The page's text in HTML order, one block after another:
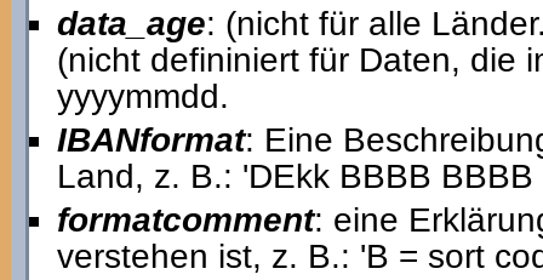
data_age: (nicht für alle
(nicht defininiert für Daten, die
yyyymmdd.
IBANformat: Eine
Land, z. B.: 'DEkk BBBB
formatcomment: eine
verstehen ist, z. B.: 'B = sort